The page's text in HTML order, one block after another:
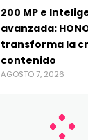
200 MP e
avanzada:
transforma la
contenido
AGOSTO 7, 2026